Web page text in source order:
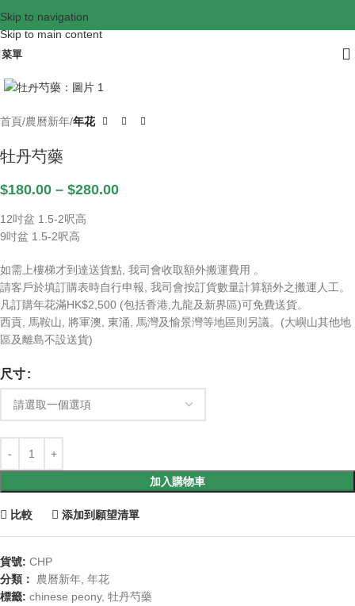
Skip to navigation
Skip to main content
菜單
首頁 農曆新年 年花
牡丹芍藥
$180.00 – $280.00
12吋盆 1.5-2呎高
9吋盆 1.5-2呎高
如需上樓梯才到達送貨點, 我司會收取額外搬運費用 。
請客戶於填訂購表時自行申報, 我司會按訂貨數量計算額外之搬運人工。
凡訂購年花滿HK$2,500 (包括香港,九龍及新界區)可免費送貨。
西貢, 馬鞍山, 將軍澳, 東涌, 馬灣及愉景灣等地區則另議。(大嶼山其他地
區及離島不設送貨)
尺寸
加入購物車
比較 添加到願望清單
貨號: CHP
分類：
農曆新年, 年花
標籤: chinese peony, 牡丹芍藥